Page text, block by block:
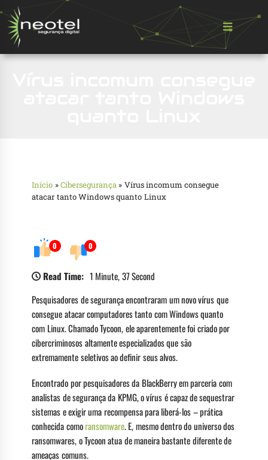
Início »Cibersegurança » Vírus incomum consegue
atacar tanto Windows quanto Linux
0 0
Read Time: 1 Minute, 37 Second
Pesquisadores de segurança encontraram um novo vírus que
consegue atacar computadores tanto com Windows quanto
com Linux. Chamado Tycoon, ele aparentemente foi criado por
cibercriminosos altamente especializados que são
extremamente seletivos ao definir seus alvos.
Encontrado por pesquisadores da BlackBerry em parceria com
analistas de segurança da KPMG, o vírus é capaz de sequestrar
sistemas e exigir uma recompensa para liberá-los – prática
conhecida comoransomware. E, mesmo dentro do universo dos
ransomwares, o Tycoon atua de maneira bastante diferente de
ameaças comuns.